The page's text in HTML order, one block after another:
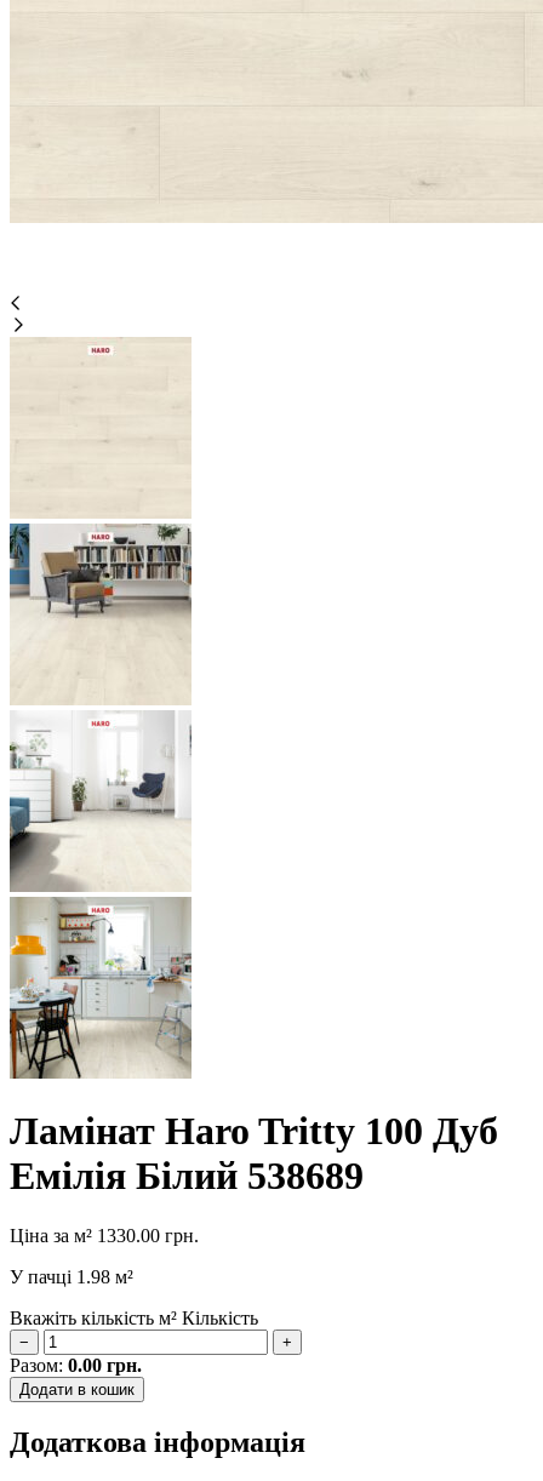
Ламінат Haro Tritty 100 Дуб
Емілія Білий 538689
Ціна за м² 1330.00 грн.
У пачці 1.98 м²
Вкажіть кількість м² Кількість
− +
Разом: 0.00 грн.
Додати в кошик
Додаткова інформація